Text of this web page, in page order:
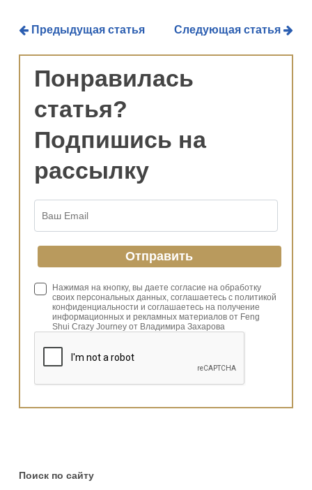
Предыдущая статья Следующая статья
Понравилась
статья?
Подпишись на
рассылку
Нажимая на кнопку, вы даете согласие на обработку
своих персональных данных, соглашаетесь с политикой
конфиденциальности и соглашаетесь на получение
информационных и рекламных материалов от Feng
Shui Crazy Journey от Владимира Захарова
Поиск по сайту